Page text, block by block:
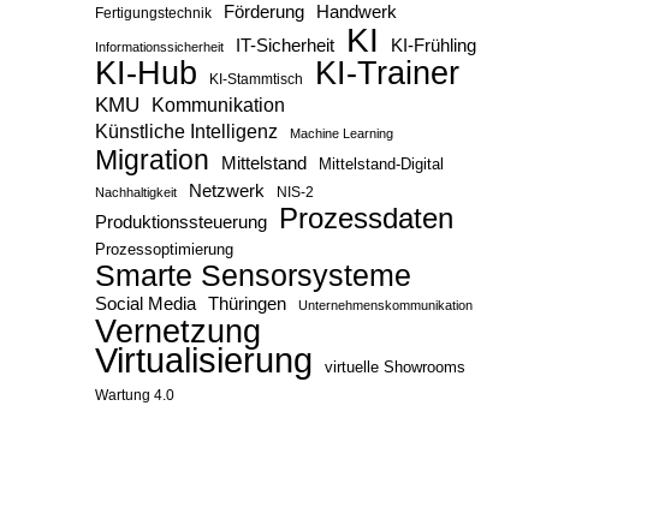
Fertigungstechnik Förderung Handwerk
Informationssicherheit IT-Sicherheit KI KI-Frühling
KI-Hub KI-Stammtisch KI-Trainer
KMU
Kommunikation
Künstliche Intelligenz
Machine Learning
Migration Mittelstand Mittelstand-Digital
Nachhaltigkeit Netzwerk NIS-2
Produktionssteuerung Prozessdaten
Prozessoptimierung
Smarte Sensorsysteme
Social Media Thüringen Unternehmenskommunikation
Vernetzung
Virtualisierung
virtuelle Showrooms
Wartung 4.0